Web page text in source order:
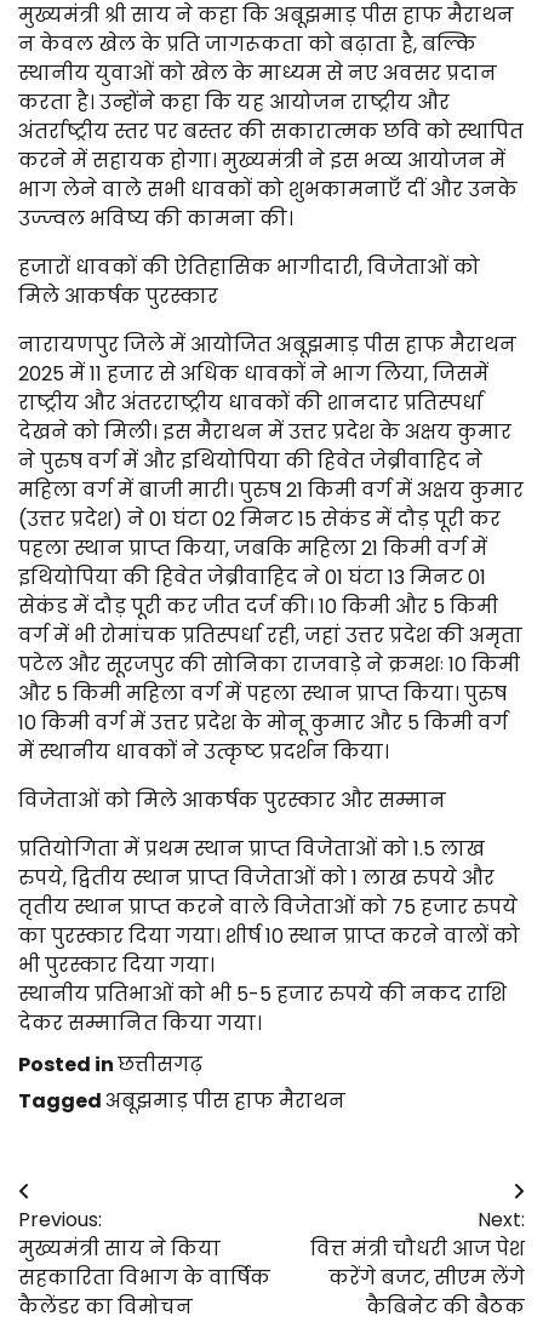
मुख्यमंत्री श्री साय ने कहा कि अबूझमाड़ पीस हाफ मैराथन
न केवल खेल के प्रति जागरूकता को बढ़ाता है, बल्कि
स्थानीय युवाओं को खेल के माध्यम से नए अवसर प्रदान
करता है। उन्होंने कहा कि यह आयोजन राष्ट्रीय और
अंतर्राष्ट्रीय स्तर पर बस्तर की सकारात्मक छवि को स्थापित
करने में सहायक होगा। मुख्यमंत्री ने इस भव्य आयोजन में
भाग लेने वाले सभी धावकों को शुभकामनाएँ दीं और उनके
उज्ज्वल भविष्य की कामना की।
हजारों धावकों की ऐतिहासिक भागीदारी, विजेताओं को
मिले आकर्षक पुरस्कार
नारायणपुर जिले में आयोजित अबूझमाड़ पीस हाफ मैराथन
2025 में 11 हजार से अधिक धावकों ने भाग लिया, जिसमें
राष्ट्रीय और अंतरराष्ट्रीय धावकों की शानदार प्रतिस्पर्धा
देखने को मिली। इस मैराथन में उत्तर प्रदेश के अक्षय कुमार
ने पुरुष वर्ग में और इथियोपिया की हिवेत जेब्रीवाहिद ने
महिला वर्ग में बाजी मारी। पुरुष 21 किमी वर्ग में अक्षय कुमार
(उत्तर प्रदेश) ने 01 घंटा 02 मिनट 15 सेकंड में दौड़ पूरी कर
पहला स्थान प्राप्त किया, जबकि महिला 21 किमी वर्ग में
इथियोपिया की हिवेत जेब्रीवाहिद ने 01 घंटा 13 मिनट 01
सेकंड में दौड़ पूरी कर जीत दर्ज की। 10 किमी और 5 किमी
वर्ग में भी रोमांचक प्रतिस्पर्धा रही, जहां उत्तर प्रदेश की अमृता
पटेल और सूरजपुर की सोनिका राजवाड़े ने क्रमशः 10 किमी
और 5 किमी महिला वर्ग में पहला स्थान प्राप्त किया। पुरुष
10 किमी वर्ग में उत्तर प्रदेश के मोनू कुमार और 5 किमी वर्ग
में स्थानीय धावकों ने उत्कृष्ट प्रदर्शन किया।
विजेताओं को मिले आकर्षक पुरस्कार और सम्मान
प्रतियोगिता में प्रथम स्थान प्राप्त विजेताओं को 1.5 लाख
रुपये, द्वितीय स्थान प्राप्त विजेताओं को 1 लाख रुपये और
तृतीय स्थान प्राप्त करने वाले विजेताओं को 75 हजार रुपये
का पुरस्कार दिया गया। शीर्ष 10 स्थान प्राप्त करने वालों को
भी पुरस्कार दिया गया।
स्थानीय प्रतिभाओं को भी 5-5 हजार रुपये की नकद राशि
देकर सम्मानित किया गया।
Posted inछत्तीसगढ़
Taggedअबूझमाड़ पीस हाफ मैराथन
Post
navigation
Previous:
मुख्यमंत्री साय ने किया
सहकारिता विभाग के वार्षिक
कैलेंडर का विमोचन
Next:
वित्त मंत्री चौधरी आज पेश
करेंगे बजट, सीएम लेंगे
कैबिनेट की बैठक